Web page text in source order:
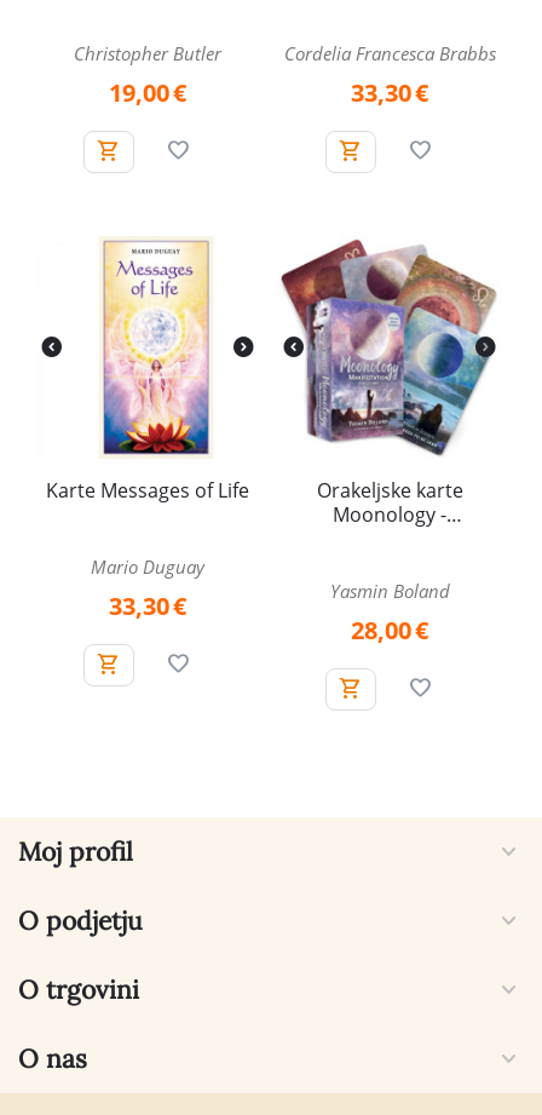
Christopher Butler
19,00€
Cordelia Francesca Brabbs
33,30€
Karte Messages of Life
Mario Duguay
33,30€
Orakeljske karte
Moonology -
Yasmin Boland
28,00€
Moj profil
O podjetju
O trgovini
O nas